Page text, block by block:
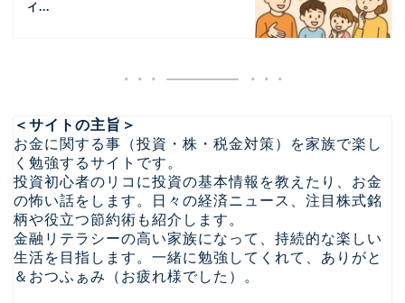
イ...
＜サイトの主旨＞
お金に関する事（投資・株・税金対策）を家族で楽し
く勉強するサイトです。
投資初心者のリコに投資の基本情報を教えたり、お金
の怖い話をします。日々の経済ニュース、注目株式銘
柄や役立つ節約術も紹介します。
金融リテラシーの高い家族になって、持続的な楽しい
生活を目指します。一緒に勉強してくれて、ありがと
＆おつふぁみ（お疲れ様でした）。